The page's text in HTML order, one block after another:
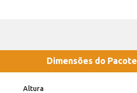
Dimensões do Pacote
Altura